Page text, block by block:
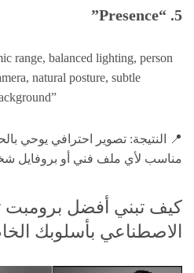
5. “Presence”
range, balanced lighting, person
natural posture, subtle
📍 النتيجة: تصوير احترافي يوحي
مناسب لأي ملف فني أو بروفايل
كيف تبني أفضل برومبت
الاصطناعي بأسلوبك